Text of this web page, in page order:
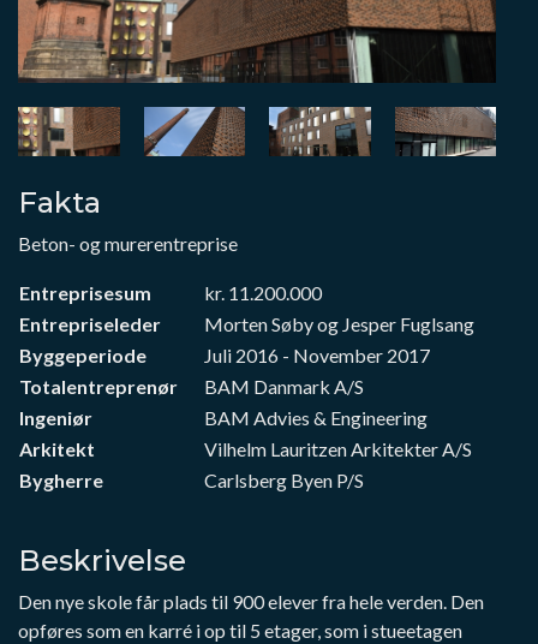
Fakta
Beton- og murerentreprise
Entreprisesum
kr. 11.200.000
Entrepriseleder
Morten Søby og Jesper Fuglsang
Byggeperiode
Juli 2016 - November 2017
Totalentreprenør
BAM Danmark A/S
Ingeniør
BAM Advies & Engineering
Arkitekt
Vilhelm Lauritzen Arkitekter A/S
Bygherre
Carlsberg Byen P/S
Beskrivelse
Den nye skole får plads til 900 elever fra hele verden. Den
opføres som en karré i op til 5 etager, som i stueetagen